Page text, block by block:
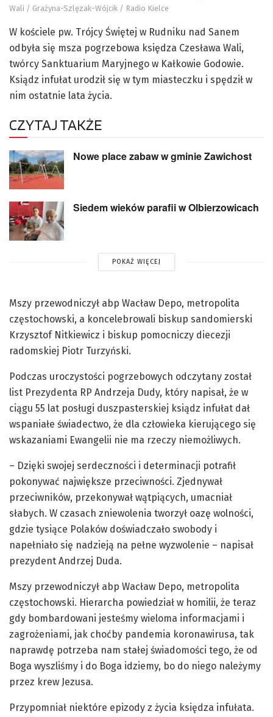
Wali / Grażyna-Szlęzak-Wójcik / Radio Kielce
W kościele pw. Trójcy Świętej w Rudniku nad Sanem
odbyła się msza pogrzebowa księdza Czesława Wali,
twórcy Sanktuarium Maryjnego w Kałkowie Godowie.
Ksiądz infułat urodził się w tym miasteczku i spędził w
nim ostatnie lata życia.
CZYTAJ TAKŻE
Nowe place zabaw w gminie Zawichost
Siedem wieków parafii w Olbierzowicach
POKAŻ WIĘCEJ
Mszy przewodniczył abp Wacław Depo, metropolita
częstochowski, a koncelebrowali biskup sandomierski
Krzysztof Nitkiewicz i biskup pomocniczy diecezji
radomskiej Piotr Turzyński.
Podczas uroczystości pogrzebowych odczytany został
list Prezydenta RP Andrzeja Dudy, który napisał, że w
ciągu 55 lat posługi duszpasterskiej ksiądz infułat dał
wspaniałe świadectwo, że dla człowieka kierującego się
wskazaniami Ewangelii nie ma rzeczy niemożliwych.
– Dzięki swojej serdeczności i determinacji potrafił
pokonywać największe przeciwności. Zjednywał
przeciwników, przekonywał wątpiących, umacniał
słabych. W czasach zniewolenia tworzył oazę wolności,
gdzie tysiące Polaków doświadczało swobody i
napełniało się nadzieją na pełne wyzwolenie – napisał
prezydent Andrzej Duda.
Mszy przewodniczył abp Wacław Depo, metropolita
częstochowski. Hierarcha powiedział w homilii, że teraz
gdy bombardowani jesteśmy wieloma informacjami i
zagrożeniami, jak choćby pandemia koronawirusa, tak
naprawdę potrzeba nam stałej świadomości tego, że od
Boga wyszliśmy i do Boga idziemy, bo do niego należymy
przez krew Jezusa.
Przypomniał niektóre epizody z życia księdza infułata.